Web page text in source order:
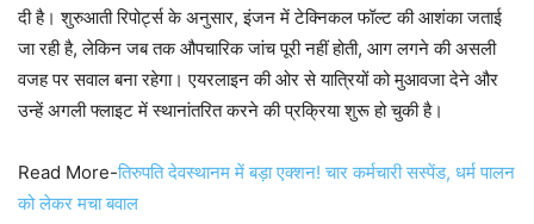
दी है। शुरुआती रिपोर्ट्स के अनुसार, इंजन में टेक्निकल फॉल्ट की आशंका जताई
जा रही है, लेकिन जब तक औपचारिक जांच पूरी नहीं होती, आग लगने की असली
वजह पर सवाल बना रहेगा। एयरलाइन की ओर से यात्रियों को मुआवजा देने और
उन्हें अगली फ्लाइट में स्थानांतरित करने की प्रक्रिया शुरू हो चुकी है।
Read More-तिरुपति देवस्थानम में बड़ा एक्शन! चार कर्मचारी सस्पेंड, धर्म पालन
को लेकर मचा बवाल